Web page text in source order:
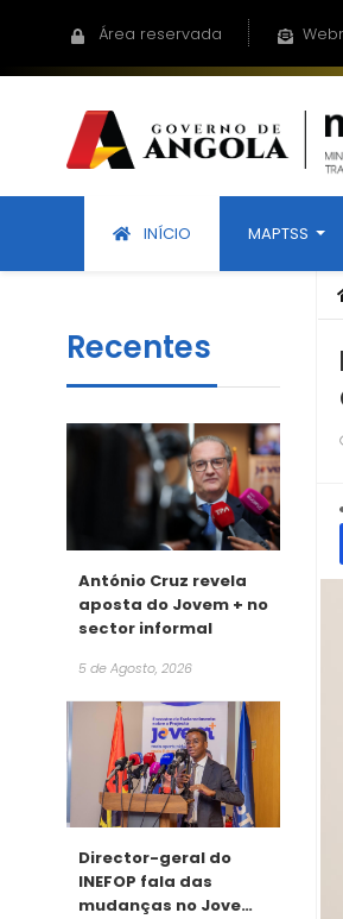
Área reservada
INÍCIO MAPTSS
Recentes
António Cruz revela
aposta do Jovem + no
sector informal
5 de Agosto, 2026
Director-geral do
INEFOP fala das
mudanças no Jovem